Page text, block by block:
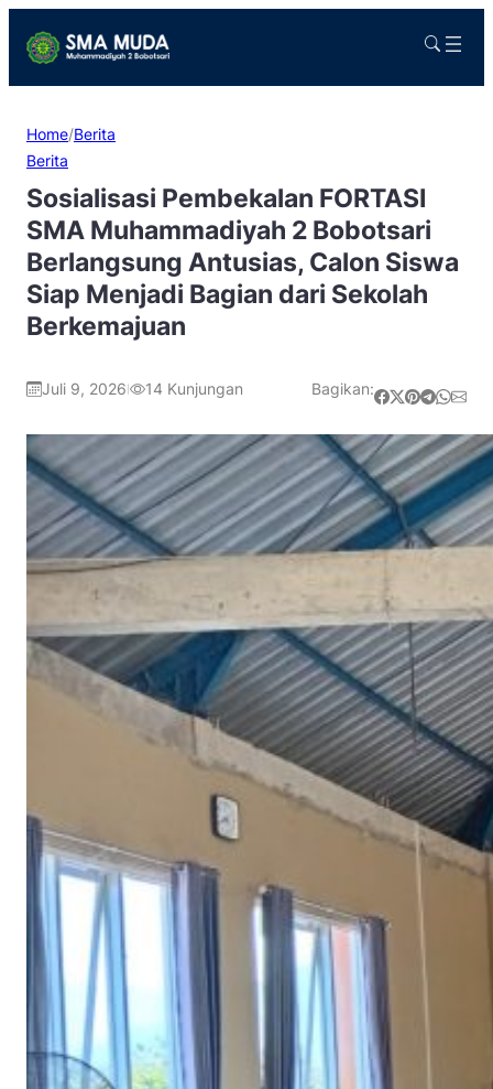
Home/Berita
Berita
Sosialisasi Pembekalan FORTASI
SMA Muhammadiyah 2 Bobotsari
Berlangsung Antusias, Calon Siswa
Siap Menjadi Bagian dari Sekolah
Berkemajuan
Juli 9, 2026 14 Kunjungan Bagikan: Share on Facebook Share on X Share on Pinterest Share on TelegramShare on WhatsApp Share on Email